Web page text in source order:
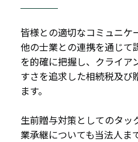
皆様との適切なコミュニケ
他の士業との連携を通じて
を的確に把握し、クライア
すさを追求した相続税及び
ます。
生前贈与対策としてのタッ
業承継についても当法人ま